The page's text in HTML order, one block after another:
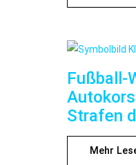
Fußball-
Strafen
Mehr